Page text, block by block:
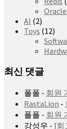
Oracle
AI (2)
Toys (12)
최신 댓글
폴폴 - 회원
RastaLion -
폴폴 - 회원
강성우 - [회